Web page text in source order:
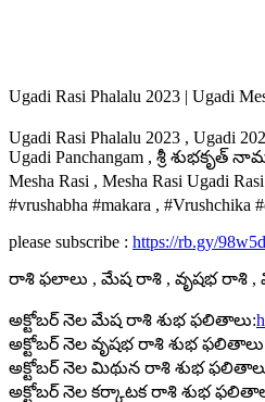
Ugadi Rasi Phalalu 2023 | Ugadi
Ugadi Rasi Phalalu 2023 , Ugadi
Ugadi Panchangam , శ్రీ
Mesha Rasi , Mesha Rasi Ugadi
#vrushabha #makara , #Vrushchika
please subscribe : https://rb.gy/
రాశి ఫలాలు , మేష రాశి , వృషభ రాశి ,
అక్టోబర్ నెల మేష రాశి శుభ ఫలితాలు:
అక్టోబర్ నెల వృషభ రాశి శుభ ఫలితాలు
అక్టోబర్ నెల మిథున రాశి శుభ
అక్టోబర్ నెల కర్కాటక రాశి శుభ